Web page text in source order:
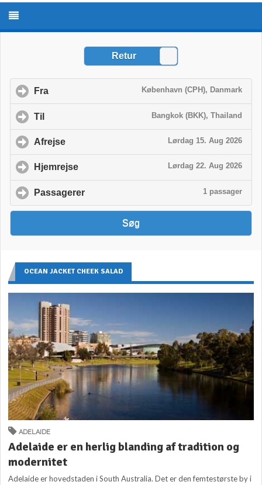
OCEAN JACKET CHEEK SALAD
ADELAIDE
Adelaide er en herlig blanding af tradition og
modernitet
Adelaide er hovedstaden i South Australia. Det er den femtestørste by i